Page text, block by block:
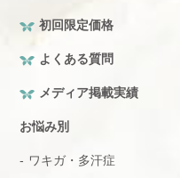
初回限定価格
よくある質問
メディア掲載実績
お悩み別
ワキガ・多汗症